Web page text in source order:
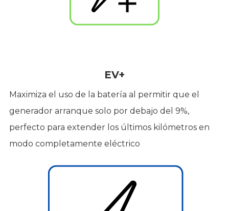
EV+
Maximiza el uso de la batería al permitir que el
generador arranque solo por debajo del 9%,
perfecto para extender los últimos kilómetros en
modo completamente eléctrico